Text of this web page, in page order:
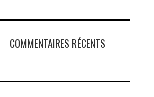
COMMENTAIRES RÉCENTS